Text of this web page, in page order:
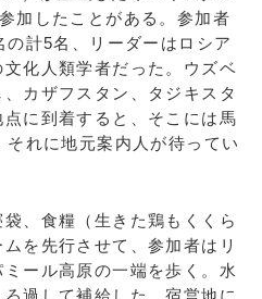
加したことがある。参加者
計5名、リーダーはロシア
化人類学者だった。ウズベ
カザフスタン、タジキスタ
に到着すると、そこには馬
れに地元案内人が待ってい
、食糧（生きた鶏もくくら
を先行させて、参加者はリ
ール高原の一端を歩く。水
過して補給した。宿営地に